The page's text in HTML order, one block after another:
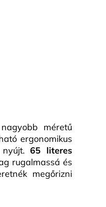
méretű
ergonomikus
nyújt.65 literes
rugalmassá és
megőrizni